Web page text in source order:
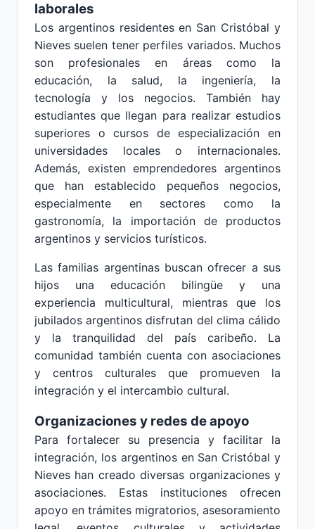
laborales
Los argentinos residentes en San Cristóbal y
Nieves suelen tener perfiles variados. Muchos
son profesionales en áreas como la
educación, la salud, la ingeniería, la
tecnología y los negocios. También hay
estudiantes que llegan para realizar estudios
superiores o cursos de especialización en
universidades locales o internacionales.
Además, existen emprendedores argentinos
que han establecido pequeños negocios,
especialmente en sectores como la
gastronomía, la importación de productos
argentinos y servicios turísticos.
Las familias argentinas buscan ofrecer a sus
hijos una educación bilingüe y una
experiencia multicultural, mientras que los
jubilados argentinos disfrutan del clima cálido
y la tranquilidad del país caribeño. La
comunidad también cuenta con asociaciones
y centros culturales que promueven la
integración y el intercambio cultural.
Organizaciones y redes de apoyo
Para fortalecer su presencia y facilitar la
integración, los argentinos en San Cristóbal y
Nieves han creado diversas organizaciones y
asociaciones. Estas instituciones ofrecen
apoyo en trámites migratorios, asesoramiento